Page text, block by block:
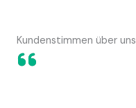
Kundenstimmen über uns